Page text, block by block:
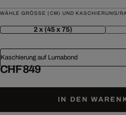
WÄHLE GRÖSSE (CM) UND KASCHIERUNG/
2 x (45 x 75)
Kaschierung auf Lumabond
CHF 849
IN DEN